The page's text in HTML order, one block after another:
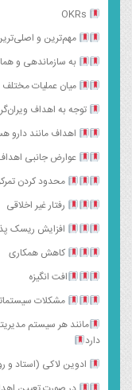
مهم‌ترین و
به سازماندهی و
میان عملیات مختلف
توجه به اهداف ویران‌گر
اهداف مانند
عوارض جانبی
محدود کردن
رفتار غیر اخلاقی
افزایش ریسک
کاهش همکاری
افت انگیزه
مشکلات
دارد
ادوین لاکی (استاد و